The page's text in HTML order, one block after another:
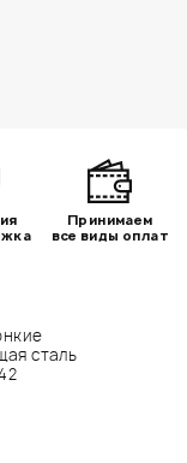
сталь
Принимаем
все виды оплат